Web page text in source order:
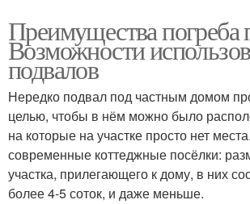
Преимущества погреба
Возможности
подвалов
Нередко подвал под частным домом
целью, чтобы в нём можно было
на которые на участке просто нет
современные коттеджные посёлки:
участка, прилегающего к дому, в них
более 4-5 соток, и даже меньше.